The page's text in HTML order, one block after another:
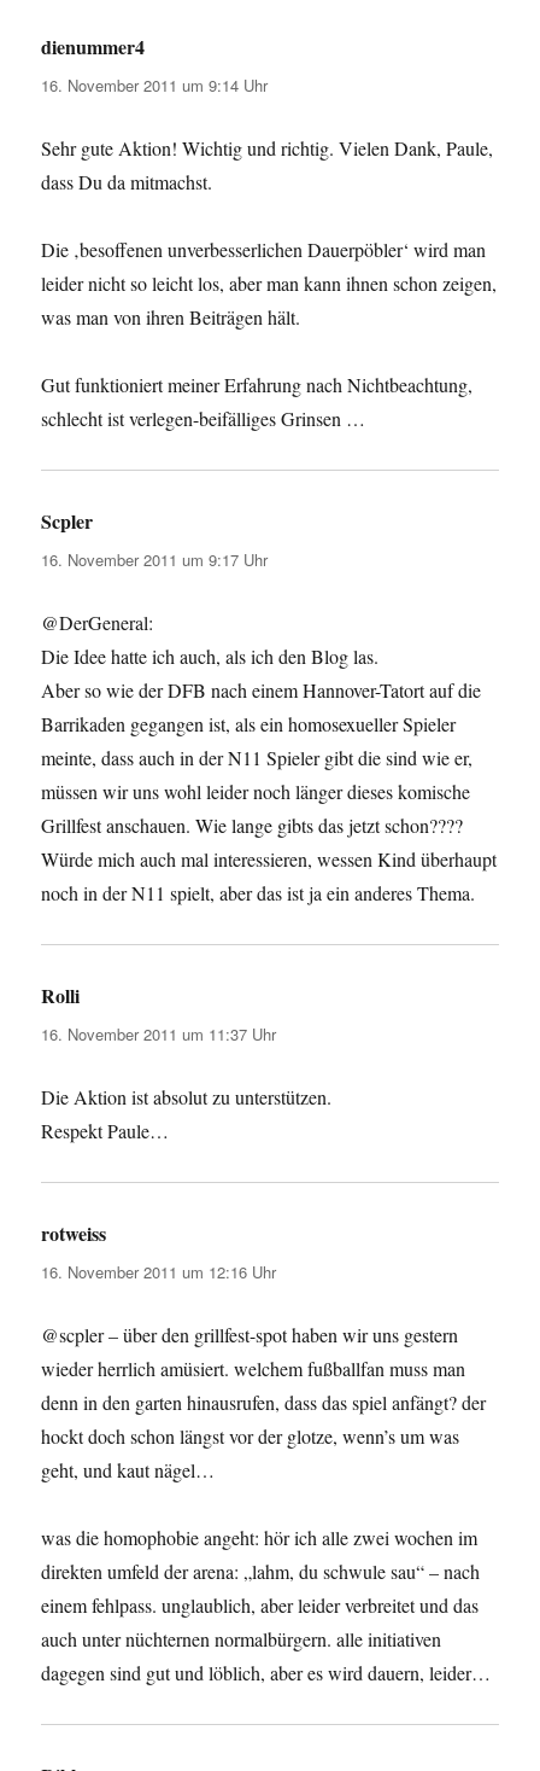
dienummer4
16. November 2011 um 9:14 Uhr
Sehr gute Aktion! Wichtig und richtig. Vielen Dank, Paule,
dass Du da mitmachst.
Die ‚besoffenen unverbesserlichen Dauerpöbler‘ wird man
leider nicht so leicht los, aber man kann ihnen schon zeigen,
was man von ihren Beiträgen hält.
Gut funktioniert meiner Erfahrung nach Nichtbeachtung,
schlecht ist verlegen-beifälliges Grinsen …
Scpler
16. November 2011 um 9:17 Uhr
@DerGeneral:
Die Idee hatte ich auch, als ich den Blog las.
Aber so wie der DFB nach einem Hannover-Tatort auf die
Barrikaden gegangen ist, als ein homosexueller Spieler
meinte, dass auch in der N11 Spieler gibt die sind wie er,
müssen wir uns wohl leider noch länger dieses komische
Grillfest anschauen. Wie lange gibts das jetzt schon????
Würde mich auch mal interessieren, wessen Kind überhaupt
noch in der N11 spielt, aber das ist ja ein anderes Thema.
Rolli
16. November 2011 um 11:37 Uhr
Die Aktion ist absolut zu unterstützen.
Respekt Paule…
rotweiss
16. November 2011 um 12:16 Uhr
@scpler – über den grillfest-spot haben wir uns gestern
wieder herrlich amüsiert. welchem fußballfan muss man
denn in den garten hinausrufen, dass das spiel anfängt? der
hockt doch schon längst vor der glotze, wenn’s um was
geht, und kaut nägel…
was die homophobie angeht: hör ich alle zwei wochen im
direkten umfeld der arena: „lahm, du schwule sau“ – nach
einem fehlpass. unglaublich, aber leider verbreitet und das
auch unter nüchternen normalbürgern. alle initiativen
dagegen sind gut und löblich, aber es wird dauern, leider…